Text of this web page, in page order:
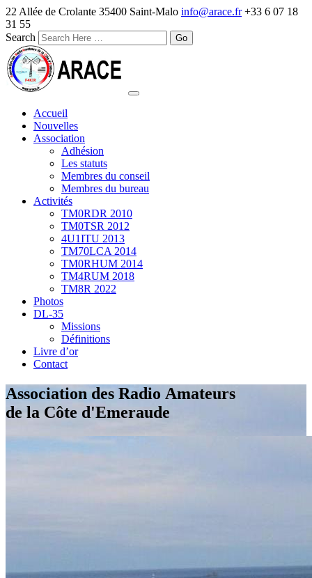
22 Allée de Crolante 35400 Saint-Malo info@arace.fr +33 6 07 18
31 55
Search
Accueil
Nouvelles
Association
Adhésion
Les statuts
Membres du conseil
Membres du bureau
Activités
TM0RDR 2010
TM0TSR 2012
4U1ITU 2013
TM70LCA 2014
TM0RHUM 2014
TM4RUM 2018
TM8R 2022
Photos
DL-35
Missions
Définitions
Livre d’or
Contact
Association des Radio Amateurs
de la Côte d'Emeraude